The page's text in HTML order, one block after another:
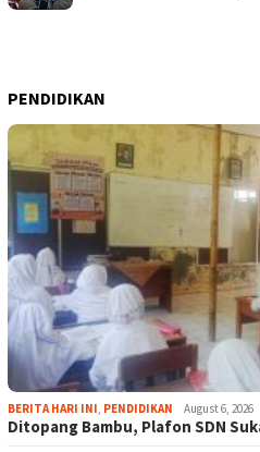
PENDIDIKAN
BERITA HARI INI, PENDIDIKAN August 6, 2026
Ditopang Bambu, Plafon SDN